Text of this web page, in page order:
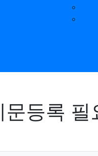
등록